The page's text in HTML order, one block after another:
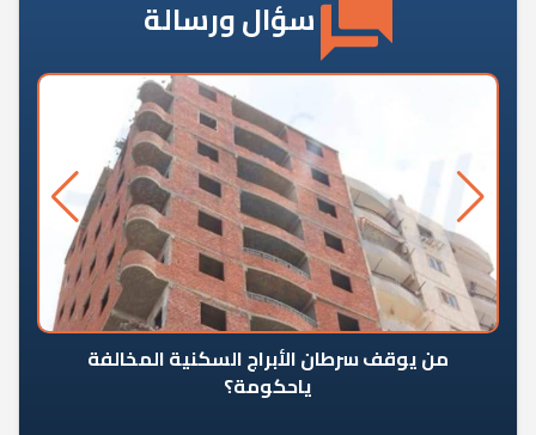
سؤال ورسالة
من يوقف سرطان الأبراج السكنية المخالفة
ياحكومة؟